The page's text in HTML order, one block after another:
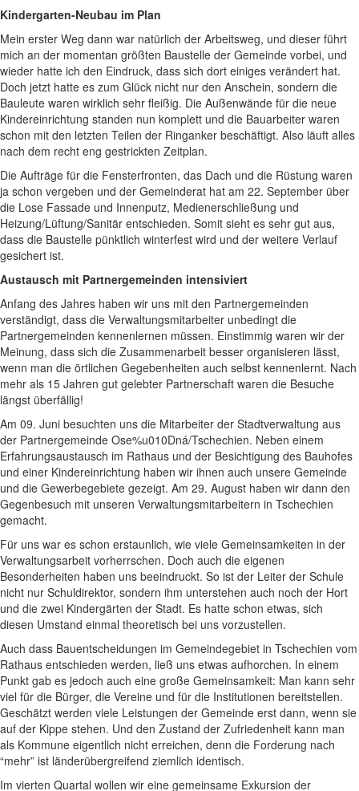
Kindergarten-Neubau im Plan
Mein erster Weg dann war natürlich der Arbeitsweg, und dieser führt
mich an der momentan größten Baustelle der Gemeinde vorbei, und
wieder hatte ich den Eindruck, dass sich dort einiges verändert hat.
Doch jetzt hatte es zum Glück nicht nur den Anschein, sondern die
Bauleute waren wirklich sehr fleißig. Die Außenwände für die neue
Kindereinrichtung standen nun komplett und die Bauarbeiter waren
schon mit den letzten Teilen der Ringanker beschäftigt. Also läuft alles
nach dem recht eng gestrickten Zeitplan.
Die Aufträge für die Fensterfronten, das Dach und die Rüstung waren
ja schon vergeben und der Gemeinderat hat am 22. September über
die Lose Fassade und Innenputz, Medienerschließung und
Heizung/Lüftung/Sanitär entschieden. Somit sieht es sehr gut aus,
dass die Baustelle pünktlich winterfest wird und der weitere Verlauf
gesichert ist.
Austausch mit Partnergemeinden intensiviert
Anfang des Jahres haben wir uns mit den Partnergemeinden
verständigt, dass die Verwaltungsmitarbeiter unbedingt die
Partnergemeinden kennenlernen müssen. Einstimmig waren wir der
Meinung, dass sich die Zusammenarbeit besser organisieren lässt,
wenn man die örtlichen Gegebenheiten auch selbst kennenlernt. Nach
mehr als 15 Jahren gut gelebter Partnerschaft waren die Besuche
längst überfällig!
Am 09. Juni besuchten uns die Mitarbeiter der Stadtverwaltung aus
der Partnergemeinde Ose%u010Dná/Tschechien. Neben einem
Erfahrungsaustausch im Rathaus und der Besichtigung des Bauhofes
und einer Kindereinrichtung haben wir ihnen auch unsere Gemeinde
und die Gewerbegebiete gezeigt. Am 29. August haben wir dann den
Gegenbesuch mit unseren Verwaltungsmitarbeitern in Tschechien
gemacht.
Für uns war es schon erstaunlich, wie viele Gemeinsamkeiten in der
Verwaltungsarbeit vorherrschen. Doch auch die eigenen
Besonderheiten haben uns beeindruckt. So ist der Leiter der Schule
nicht nur Schuldirektor, sondern ihm unterstehen auch noch der Hort
und die zwei Kindergärten der Stadt. Es hatte schon etwas, sich
diesen Umstand einmal theoretisch bei uns vorzustellen.
Auch dass Bauentscheidungen im Gemeindegebiet in Tschechien vom
Rathaus entschieden werden, ließ uns etwas aufhorchen. In einem
Punkt gab es jedoch auch eine große Gemeinsamkeit: Man kann sehr
viel für die Bürger, die Vereine und für die Institutionen bereitstellen.
Geschätzt werden viele Leistungen der Gemeinde erst dann, wenn sie
auf der Kippe stehen. Und den Zustand der Zufriedenheit kann man
als Kommune eigentlich nicht erreichen, denn die Forderung nach
“mehr” ist länderübergreifend ziemlich identisch.
Im vierten Quartal wollen wir eine gemeinsame Exkursion der